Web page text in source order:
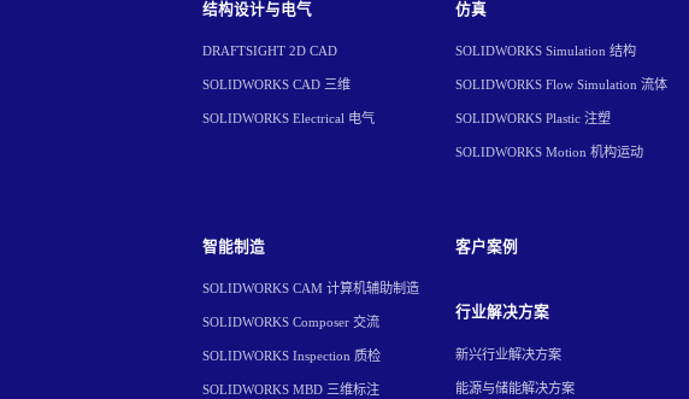
结构设计与电气
DRAFTSIGHT 2D CAD
SOLIDWORKS CAD 三维
SOLIDWORKS Electrical 电气
仿真
SOLIDWORKS Simulation 结构
SOLIDWORKS Flow Simulation 流体
SOLIDWORKS Plastic 注塑
SOLIDWORKS Motion 机构运动
智能制造
SOLIDWORKS CAM 计算机辅助制造
SOLIDWORKS Composer 交流
SOLIDWORKS Inspection 质检
SOLIDWORKS MBD 三维标注
客户案例
行业解决方案
新兴行业解决方案
能源与储能解决方案